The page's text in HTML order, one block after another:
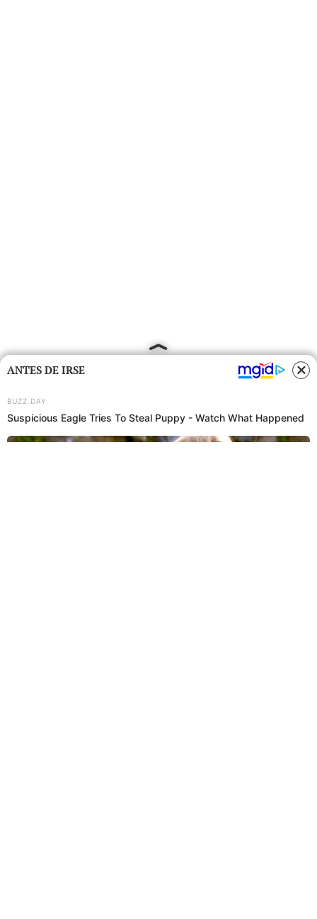
ANTES DE IRSE